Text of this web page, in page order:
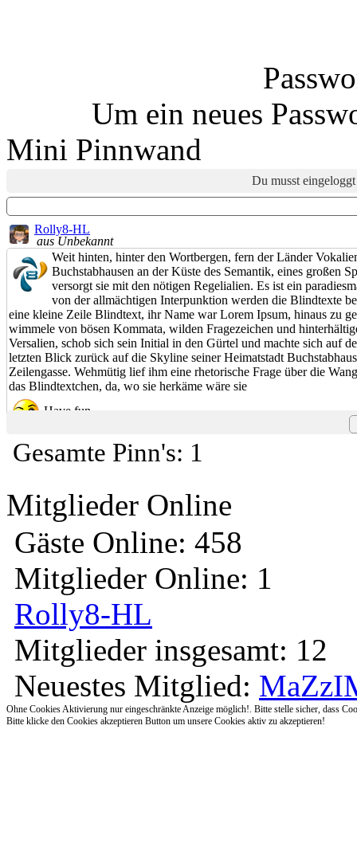
Um ein neues
Mini Pinnwand
Du musst
Rolly8-HL
aus Unbekannt
Weit hinten, hinter den Wortbergen, fern der Länder
Buchstabhausen an der Küste des Semantik, eines großen
versorgt sie mit den nötigen Regelialien. Es ist ein
von der allmächtigen Interpunktion werden die Blindtexte
eine kleine Zeile Blindtext, ihr Name war Lorem Ipsum, hinaus zu
wimmele von bösen Kommata, wilden Fragezeichen und
Versalien, schob sich sein Initial in den Gürtel und machte sich auf
letzten Blick zurück auf die Skyline seiner Heimatstadt
Zeilengasse. Wehmütig lief ihm eine rhetorische Frage über die
das Blindtextchen, da, wo sie herkäme wäre sie
Have fun
Gesamte Pinn's: 1
Mitglieder Online
Gäste Online: 458
Mitglieder Online: 1
Rolly8-HL
Mitglieder insgesamt: 12
Neuestes Mitglied:
Ohne Cookies Aktivierung nur eingeschränkte Anzeige möglich!. Bitte stelle sicher, dass
Bitte klicke den Cookies akzeptieren Button um unsere Cookies aktiv zu akzeptieren!